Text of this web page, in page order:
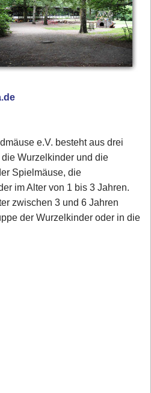
e.V. besteht aus drei
Wurzelkinder und die
Spielmäuse, die
im Alter von 1 bis 3 Jahren.
zwischen 3 und 6 Jahren
der Wurzelkinder oder in die